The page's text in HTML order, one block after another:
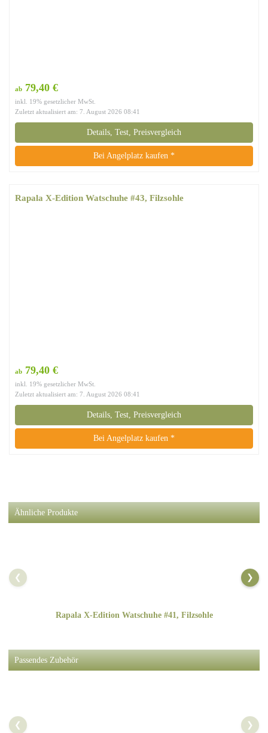
ab 79,40 €
inkl. 19% gesetzlicher MwSt.
Zuletzt aktualisiert am: 7. August 2026 08:41
Details, Test, Preisvergleich
Bei Angelplatz kaufen *
Rapala X-Edition Watschuhe #43, Filzsohle
ab 79,40 €
inkl. 19% gesetzlicher MwSt.
Zuletzt aktualisiert am: 7. August 2026 08:41
Details, Test, Preisvergleich
Bei Angelplatz kaufen *
Ähnliche Produkte
❮ ❯
Rapala X-Edition Watschuhe #41, Filzsohle
Passendes Zubehör
❮ ❯